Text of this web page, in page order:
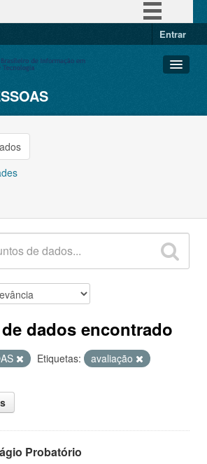
Entrar
dados encontrado
Etiquetas:
avaliação
Probatório